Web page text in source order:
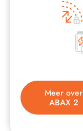
Meer over
ABAX 2